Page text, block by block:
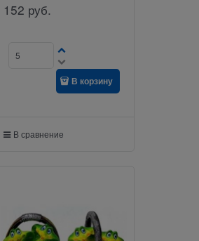
152 руб.
В корзину
В сравнение